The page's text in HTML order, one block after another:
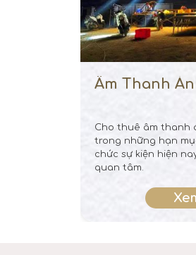
Âm Thanh
Cho thuê âm thanh
trong những hạn
chức sự kiện hiện
quan tâm.